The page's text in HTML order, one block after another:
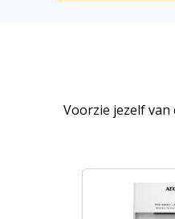
Voorzie jezelf